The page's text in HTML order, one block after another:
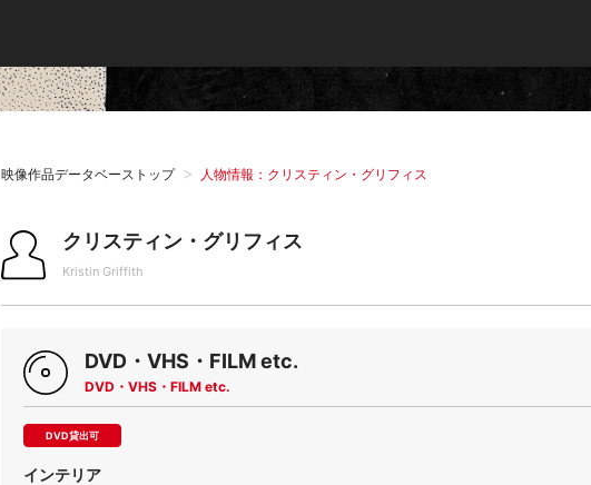
映像作品データベーストップ 人物情報：クリスティン・グリフィス
クリスティン・グリフィス
Kristin Griffith
DVD・VHS・FILM etc.
DVD・VHS・FILM etc.
DVD貸出可
インテリア